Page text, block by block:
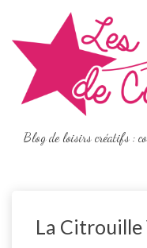
content
Blog de loisirs créatifs :
La Citrouille